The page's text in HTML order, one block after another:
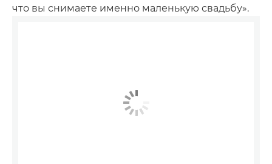
что вы снимаете именно маленькую свадьбу».